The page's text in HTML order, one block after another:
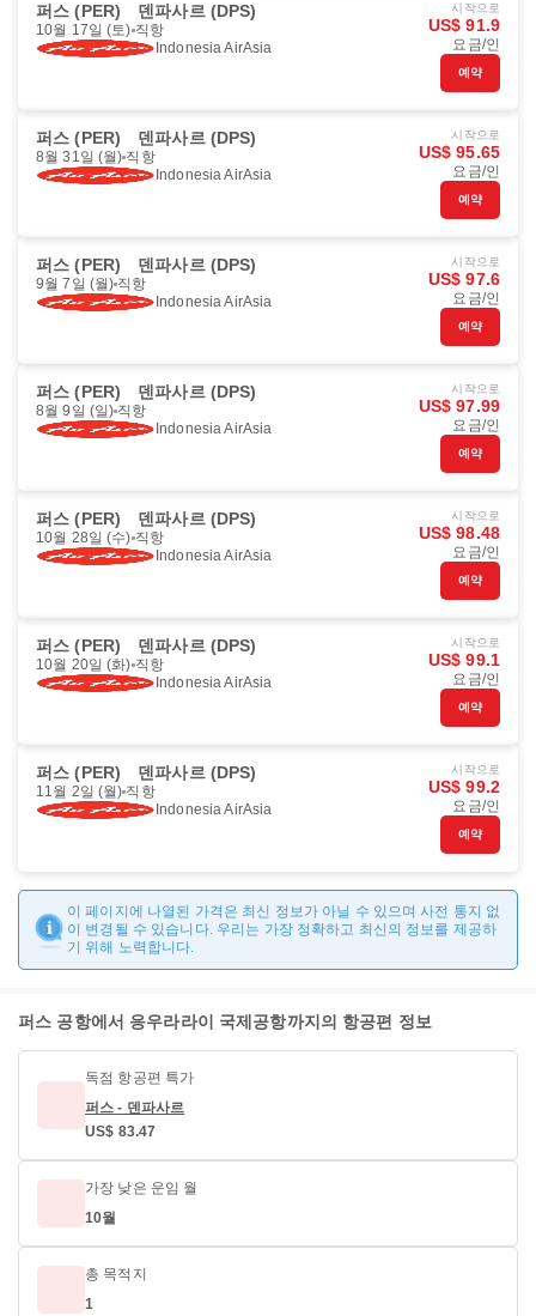
퍼스 (PER) 덴파사르 (DPS)
10월 17일 (토) 직항
Indonesia AirAsia
시작으로
US$ 91.9
요금/인
예약
퍼스 (PER) 덴파사르 (DPS)
8월 31일 (월) 직항
Indonesia AirAsia
시작으로
US$ 95.65
요금/인
예약
퍼스 (PER) 덴파사르 (DPS)
9월 7일 (월) 직항
Indonesia AirAsia
시작으로
US$ 97.6
요금/인
예약
퍼스 (PER) 덴파사르 (DPS)
8월 9일 (일) 직항
Indonesia AirAsia
시작으로
US$ 97.99
요금/인
예약
퍼스 (PER) 덴파사르 (DPS)
10월 28일 (수) 직항
Indonesia AirAsia
시작으로
US$ 98.48
요금/인
예약
퍼스 (PER) 덴파사르 (DPS)
10월 20일 (화) 직항
Indonesia AirAsia
시작으로
US$ 99.1
요금/인
예약
퍼스 (PER) 덴파사르 (DPS)
11월 2일 (월) 직항
Indonesia AirAsia
시작으로
US$ 99.2
요금/인
예약
이 페이지에 나열된 가격은 최신 정보가 아닐 수 있으며 사전 통지 없
이 변경될 수 있습니다. 우리는 가장 정확하고 최신의 정보를 제공하
기 위해 노력합니다.
퍼스 공항에서 응우라라이 국제공항까지의 항공편 정보
독점 항공편 특가
퍼스 - 덴파사르
US$ 83.47
가장 낮은 운임 월
10월
총 목적지
1